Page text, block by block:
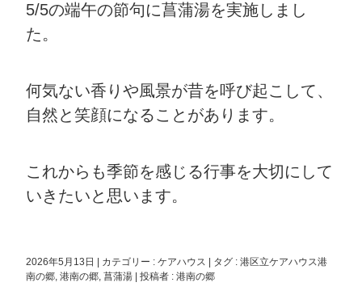
5/5の端午の節句に菖蒲湯を実施しまし
た。
何気ない香りや風景が昔を呼び起こして、
自然と笑顔になることがあります。
これからも季節を感じる行事を大切にして
いきたいと思います。
2026年5月13日 カテゴリー : ケアハウス タグ : 港区立ケアハウス港
南の郷, 港南の郷, 菖蒲湯 投稿者 : 港南の郷